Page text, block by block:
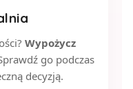
Wypożycz
go podczas
decyzją.